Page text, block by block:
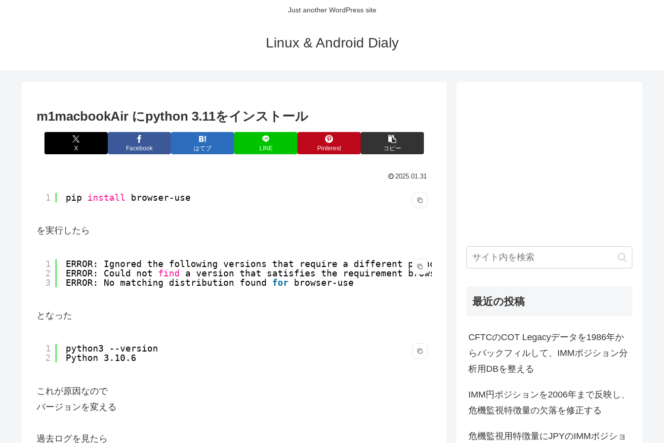
Just another WordPress site
Linux & Android Dialy
m1macbookAir にpython 3.11をインストール
X Facebook はてブ LINE Pinterest コピー
2025.01.31
1 pip install browser-use
を実行したら
1
2
3
ERROR: Ignored the following versions that require a different python version: 0.1.0 Requires-Python >=3.11;
ERROR: Could not find
a version that satisfies the requirement browser-use (from versions: none)
ERROR: No matching distribution found for browser-use
となった
1
2
python3 --version
Python 3.10.6
これが原因なので
バージョンを変える
過去ログを見たら
最近の投稿
CFTCのCOT Legacyデータを1986年か
らバックフィルして、IMMポジション分
析用DBを整える
IMM円ポジションを2006年まで反映し、
危機監視特徴量の欠落を修正する
危機監視用特徴量にJPYのIMMポジショ